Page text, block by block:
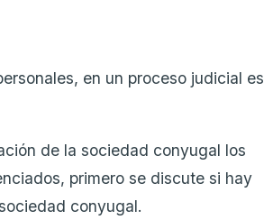
en un proceso judicial es
de la sociedad conyugal los
primero se discute si hay
conyugal.